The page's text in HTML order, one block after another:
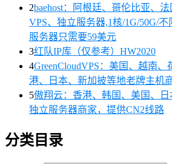
2baehost：阿根廷、哥伦比亚、
VPS、独立服务器,1核/1G/50G/
服务器只需要59美元
3红队IP库（仅参考）HW2020
4GreenCloudVPS：美国、越南
港、日本、新加披等地老牌主机商
5傲翔云：香港、韩国、美国、
独立服务器商家，提供CN2线路
分类目录